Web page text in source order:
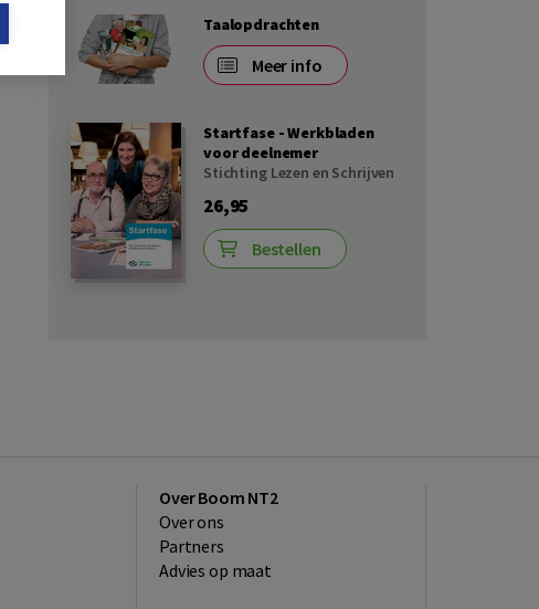
Taalopdrachten
Meer info
Startfase - Werkbladen
voor deelnemer
Stichting Lezen en Schrijven
26,95
Bestellen
Over Boom NT2
Over ons
Partners
Advies op maat